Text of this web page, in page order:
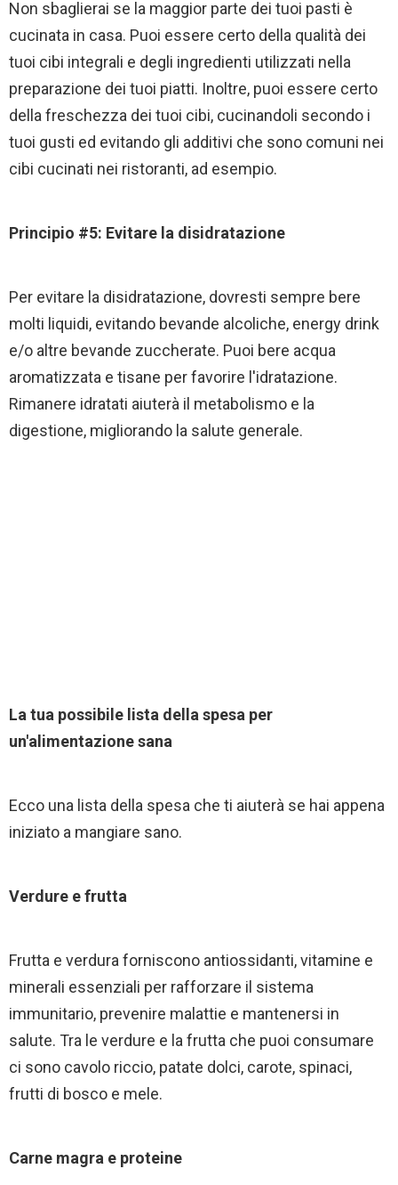
Non sbaglierai se la maggior parte dei tuoi pasti è
cucinata in casa. Puoi essere certo della qualità dei
tuoi cibi integrali e degli ingredienti utilizzati nella
preparazione dei tuoi piatti. Inoltre, puoi essere certo
della freschezza dei tuoi cibi, cucinandoli secondo i
tuoi gusti ed evitando gli additivi che sono comuni nei
cibi cucinati nei ristoranti, ad esempio.
Principio #5: Evitare la disidratazione
Per evitare la disidratazione, dovresti sempre bere
molti liquidi, evitando bevande alcoliche, energy drink
e/o altre bevande zuccherate. Puoi bere acqua
aromatizzata e tisane per favorire l'idratazione.
Rimanere idratati aiuterà il metabolismo e la
digestione, migliorando la salute generale.
La tua possibile lista della spesa per
un'alimentazione sana
Ecco una lista della spesa che ti aiuterà se hai appena
iniziato a mangiare sano.
Verdure e frutta
Frutta e verdura forniscono antiossidanti, vitamine e
minerali essenziali per rafforzare il sistema
immunitario, prevenire malattie e mantenersi in
salute. Tra le verdure e la frutta che puoi consumare
ci sono cavolo riccio, patate dolci, carote, spinaci,
frutti di bosco e mele.
Carne magra e proteine